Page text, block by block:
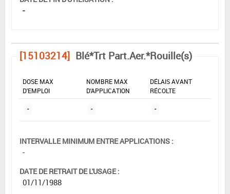
-
[15103214] Blé*Trt Part.Aer.*Rouille(s)
DOSE MAX
D'EMPLOI
NOMBRE MAX
D'APPLICATION
DÉLAIS AVANT
RÉCOLTE
- - -
INTERVALLE MINIMUM ENTRE APPLICATIONS :
-
DATE DE RETRAIT DE L'USAGE :
01/11/1988